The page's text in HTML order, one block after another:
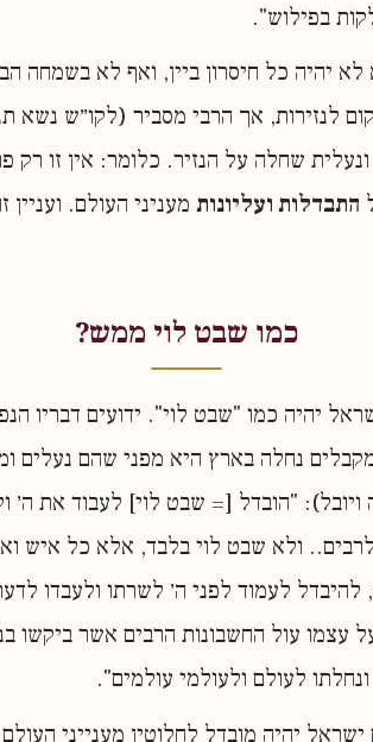
בפילוש".
יהיה כל חיסרון ביין, ואף לא בשמחה
לנזירות, אך הרבי מסביר (לקו״ש נשא
שחלה על הנזיר. כלומר: אין זו רק
התבדלות ועליונות מעניני העולם.
כמו שבט לוי ממש?
יהיה כמו "שבט לוי". ידועים דבריו
נחלה בארץ היא מפני שהם נעלים
"הובדל [= שבט לוי] לעבוד את ה׳
ולא שבט לוי בלבד, אלא כל איש
להיבדל לעמוד לפני ה׳ לשרתו ולעבדו
עצמו עול החשבונות הרבים אשר ביקשו
לעולם ולעולמי עולמים".
יהיה מובדל לחלוטין מענייני העולם